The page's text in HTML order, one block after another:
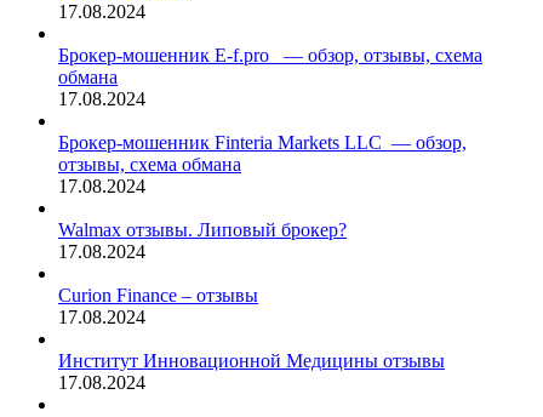
17.08.2024
Брокер-мошенник E-f.pro — обзор, отзывы, схема
обмана
17.08.2024
Брокер-мошенник Finteria Markets LLC — обзор,
отзывы, схема обмана
17.08.2024
Walmax отзывы. Липовый брокер?
17.08.2024
Curion Finance – отзывы
17.08.2024
Институт Инновационной Медицины отзывы
17.08.2024